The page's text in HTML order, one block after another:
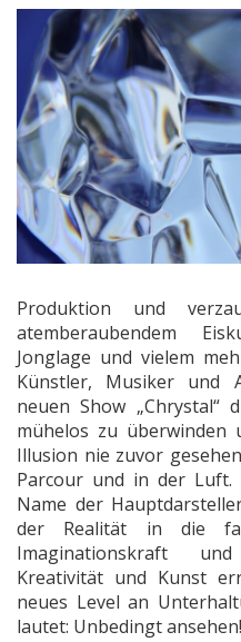
Produktion und
atemberaubendem
Jonglage und vielem
Künstler, Musiker und
neuen Show „Chrystal“
mühelos zu
Illusion nie zuvor
Parcour und in der Luft.
Name der
der Realität in die
Imaginationskraft
Kreativität und Kunst
neues Level an
lautet: Unbedingt ansehen!